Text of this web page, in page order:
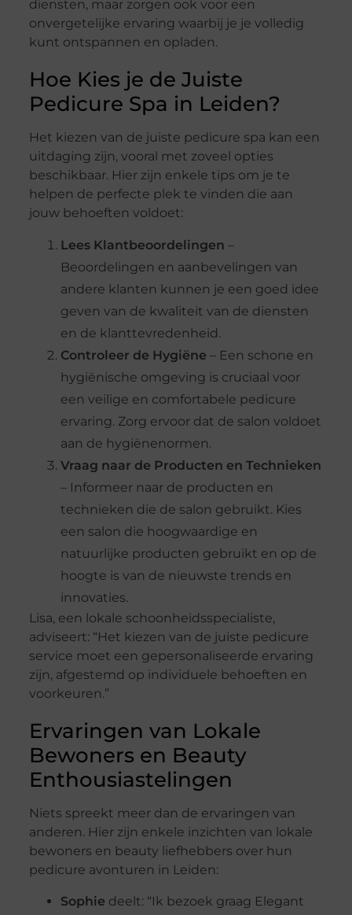
diensten, maar zorgen ook voor een
onvergetelijke ervaring waarbij je je volledig
kunt ontspannen en opladen.
Hoe Kies je de Juiste
Pedicure Spa in Leiden?
Het kiezen van de juiste pedicure spa kan een
uitdaging zijn, vooral met zoveel opties
beschikbaar. Hier zijn enkele tips om je te
helpen de perfecte plek te vinden die aan
jouw behoeften voldoet:
Lees Klantbeoordelingen –
Beoordelingen en aanbevelingen van
andere klanten kunnen je een goed idee
geven van de kwaliteit van de diensten
en de klanttevredenheid.
Controleer de Hygiëne – Een schone en
hygiënische omgeving is cruciaal voor
een veilige en comfortabele pedicure
ervaring. Zorg ervoor dat de salon voldoet
aan de hygiënenormen.
Vraag naar de Producten en Technieken
– Informeer naar de producten en
technieken die de salon gebruikt. Kies
een salon die hoogwaardige en
natuurlijke producten gebruikt en op de
hoogte is van de nieuwste trends en
innovaties.
Lisa, een lokale schoonheidsspecialiste,
adviseert: “Het kiezen van de juiste pedicure
service moet een gepersonaliseerde ervaring
zijn, afgestemd op individuele behoeften en
voorkeuren.”
Ervaringen van Lokale
Bewoners en Beauty
Enthousiastelingen
Niets spreekt meer dan de ervaringen van
anderen. Hier zijn enkele inzichten van lokale
bewoners en beauty liefhebbers over hun
pedicure avonturen in Leiden:
Sophie deelt: “Ik bezoek graag Elegant